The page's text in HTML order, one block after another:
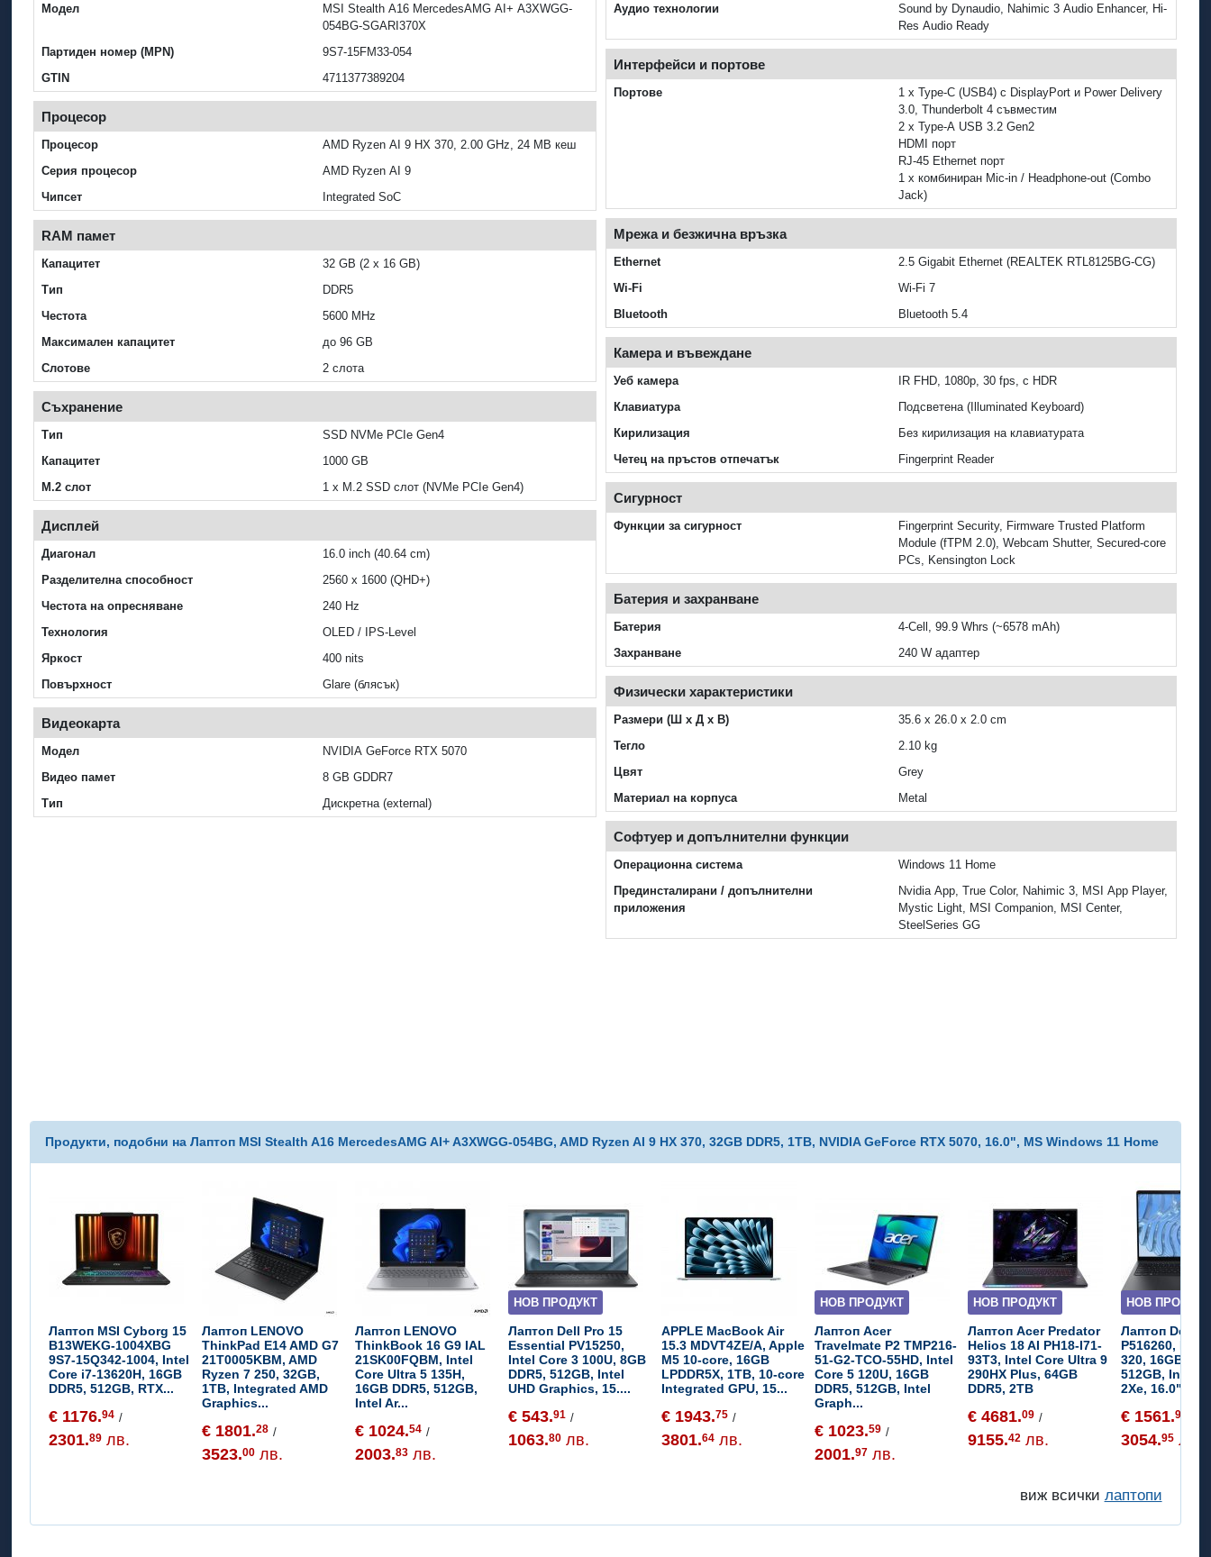
Модел
MSI Stealth A16 MercedesAMG AI+ A3XWGG-
054BG-SGARI370X
Партиден номер (MPN)
9S7-15FM33-054
GTIN
4711377389204
Процесор
Процесор
AMD Ryzen AI 9 HX 370, 2.00 GHz, 24 MB кеш
Серия процесор
AMD Ryzen AI 9
Чипсет
Integrated SoC
RAM памет
Капацитет
32 GB (2 x 16 GB)
Тип
DDR5
Честота
5600 MHz
Максимален капацитет
до 96 GB
Слотове
2 слота
Съхранение
Тип
SSD NVMe PCIe Gen4
Капацитет
1000 GB
M.2 слот
1 x M.2 SSD слот (NVMe PCIe Gen4)
Дисплей
Диагонал
16.0 inch (40.64 cm)
Разделителна способност
2560 x 1600 (QHD+)
Честота на опресняване
240 Hz
Технология
OLED / IPS-Level
Яркост
400 nits
Повърхност
Glare (блясък)
Видеокарта
Модел
NVIDIA GeForce RTX 5070
Видео памет
8 GB GDDR7
Тип
Дискретна (external)
Аудио технологии
Sound by Dynaudio, Nahimic 3 Audio Enhancer, Hi-
Res Audio Ready
Интерфейси и портове
Портове
1 x Type-C (USB4) с DisplayPort и Power Delivery
3.0, Thunderbolt 4 съвместим
2 x Type-A USB 3.2 Gen2
HDMI порт
RJ-45 Ethernet порт
1 x комбиниран Mic-in / Headphone-out (Combo
Jack)
Мрежа и безжична връзка
Ethernet
2.5 Gigabit Ethernet (REALTEK RTL8125BG-CG)
Wi‑Fi
Wi‑Fi 7
Bluetooth
Bluetooth 5.4
Камера и въвеждане
Уеб камера
IR FHD, 1080p, 30 fps, с HDR
Клавиатура
Подсветена (Illuminated Keyboard)
Кирилизация
Без кирилизация на клавиатурата
Четец на пръстов отпечатък
Fingerprint Reader
Сигурност
Функции за сигурност
Fingerprint Security, Firmware Trusted Platform
Module (fTPM 2.0), Webcam Shutter, Secured-core
PCs, Kensington Lock
Батерия и захранване
Батерия
4‑Cell, 99.9 Whrs (~6578 mAh)
Захранване
240 W адаптер
Физически характеристики
Размери (Ш x Д x В)
35.6 x 26.0 x 2.0 cm
Тегло
2.10 kg
Цвят
Grey
Материал на корпуса
Metal
Софтуер и допълнителни функции
Операционна система
Windows 11 Home
Прединсталирани / допълнителни
приложения
Nvidia App, True Color, Nahimic 3, MSI App Player,
Mystic Light, MSI Companion, MSI Center,
SteelSeries GG
Продукти, подобни на Лаптоп MSI Stealth A16 MercedesAMG AI+ A3XWGG-054BG, AMD Ryzen AI 9 HX 370, 32GB DDR5, 1TB, NVIDIA GeForce RTX 5070, 16.0", MS Windows 11 Home
Лаптоп MSI Cyborg 15
B13WEKG-1004XBG
9S7-15Q342-1004, Intel
Core i7-13620H, 16GB
DDR5, 512GB, RTX...
€ 1176.94 /
2301.89 лв.
Лаптоп LENOVO
ThinkPad E14 AMD G7
21T0005KBM, AMD
Ryzen 7 250, 32GB,
1TB, Integrated AMD
Graphics...
€ 1801.28 /
3523.00 лв.
Лаптоп LENOVO
ThinkBook 16 G9 IAL
21SK00FQBM, Intel
Core Ultra 5 135H,
16GB DDR5, 512GB,
Intel Ar...
€ 1024.54 /
2003.83 лв.
НОВ ПРОДУКТ
Лаптоп Dell Pro 15
Essential PV15250,
Intel Core 3 100U, 8GB
DDR5, 512GB, Intel
UHD Graphics, 15....
€ 543.91 /
1063.80 лв.
APPLE MacBook Air
15.3 MDVT4ZE/A, Apple
M5 10-core, 16GB
LPDDR5X, 1TB, 10-core
Integrated GPU, 15...
€ 1943.75 /
3801.64 лв.
НОВ ПРОДУКТ
Лаптоп Acer
Travelmate P2 TMP216-
51-G2-TCO-55HD, Intel
Core 5 120U, 16GB
DDR5, 512GB, Intel
Graph...
€ 1023.59 /
2001.97 лв.
НОВ ПРОДУКТ
Лаптоп Acer Predator
Helios 18 AI PH18-I71-
93T3, Intel Core Ultra 9
290HX Plus, 64GB
DDR5, 2TB
€ 4681.09 /
9155.42 лв.
НОВ ПРОДУКТ
Лаптоп Dell
P516260, Intel
320, 16GB
512GB, Intel
2Xe, 16.0", MS
€ 1561.97
3054.95 лв.
виж всички лаптопи